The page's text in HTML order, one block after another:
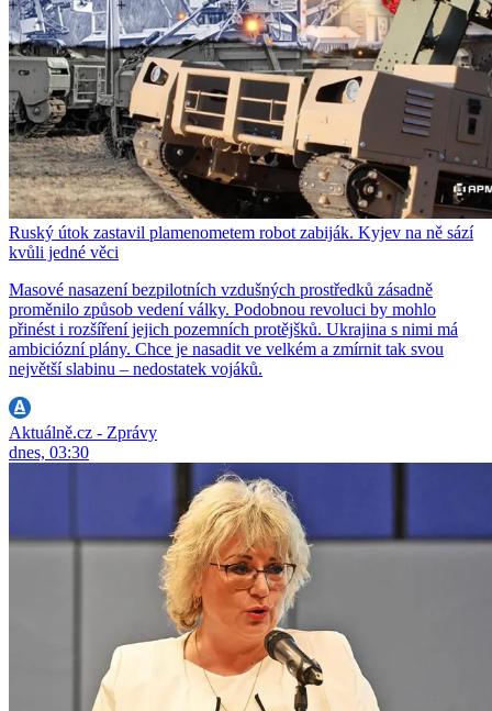
Ruský útok zastavil plamenometem robot zabiják. Kyjev na ně sází
kvůli jedné věci
Masové nasazení bezpilotních vzdušných prostředků zásadně
proměnilo způsob vedení války. Podobnou revoluci by mohlo
přinést i rozšíření jejich pozemních protějšků. Ukrajina s nimi má
ambiciózní plány. Chce je nasadit ve velkém a zmírnit tak svou
největší slabinu – nedostatek vojáků.
Aktuálně.cz - Zprávy
dnes, 03:30